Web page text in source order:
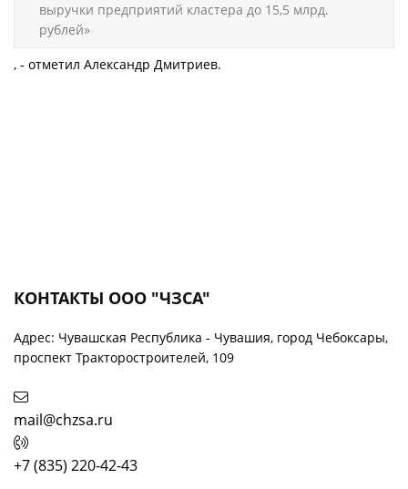
выручки предприятий кластера до 15,5 млрд.
рублей»
, - отметил Александр Дмитриев.
КОНТАКТЫ ООО "ЧЗСА"
Адрес: Чувашская Республика - Чувашия, город Чебоксары,
проспект Тракторостроителей, 109
mail@chzsa.ru
+7 (835) 220-42-43